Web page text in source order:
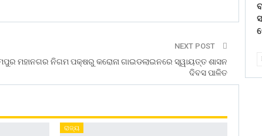
NEXT POST
ମହାନଗର ନିଗମ ପକ୍ଷରୁ କରୋନା ଗାଇଡଲାଇନରେ ସ୍ୱାୟତ୍ତ ଶାସନ
ଦିବସ ପାଳିତ
ରାଜ୍ୟ